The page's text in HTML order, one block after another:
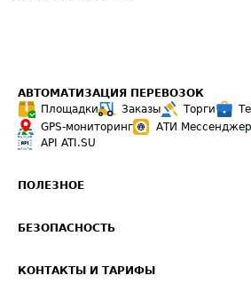
АВТОМАТИЗАЦИЯ ПЕРЕВОЗОК
Площадки
Заказы Торги
GPS-мониторинг
АТИ Мессенджер
API ATI.SU
ПОЛЕЗНОЕ
Звезды ATI.SU на вашем сайте
БЕЗОПАСНОСТЬ
КОНТАКТЫ И ТАРИФЫ